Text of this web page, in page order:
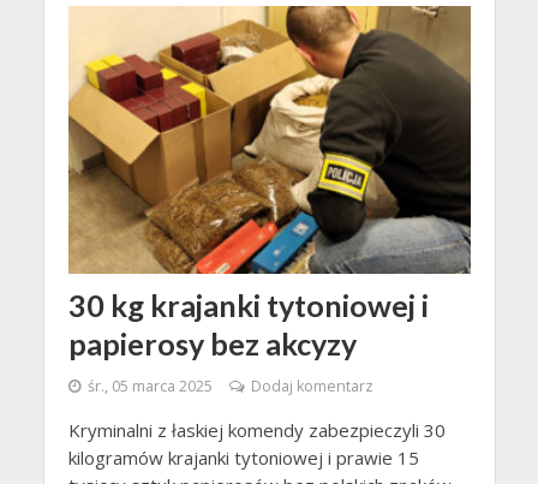
30 kg krajanki tytoniowej i
papierosy bez akcyzy
śr., 05 marca 2025 Dodaj komentarz
Kryminalni z łaskiej komendy zabezpieczyli 30
kilogramów krajanki tytoniowej i prawie 15